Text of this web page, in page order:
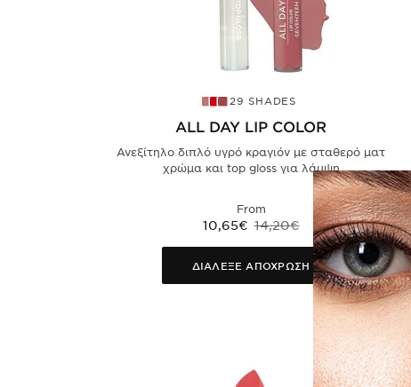
29 SHADES
ALL DAY LIP COLOR
Ανεξίτηλο διπλό υγρό κραγιόν με σταθερό ματ
χρώμα και top gloss για λάμψη
From
10,65€ 14,20€
ΔΙΑΛΕΞΕ ΑΠΟΧΡΩΣΗ